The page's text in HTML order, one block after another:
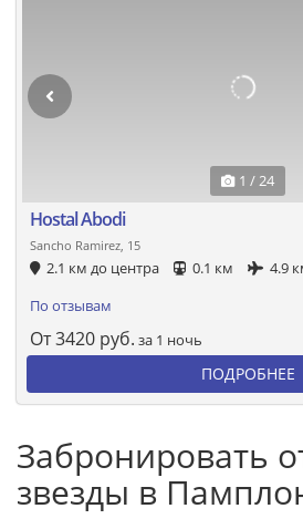
1 / 24
Hostal Abodi
Sancho Ramirez, 15
2.1 км до центра 0.1 км
4.9
По отзывам
От3420 руб. за 1 ночь
ПОДРОБНЕЕ
Забронировать
звезды в